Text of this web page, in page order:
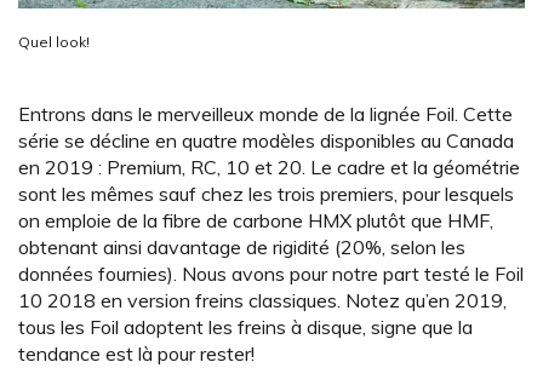
Quel look!
Entrons dans le merveilleux monde de la lignée Foil. Cette
série se décline en quatre modèles disponibles au Canada
en 2019 : Premium, RC, 10 et 20. Le cadre et la géométrie
sont les mêmes sauf chez les trois premiers, pour lesquels
on emploie de la fibre de carbone HMX plutôt que HMF,
obtenant ainsi davantage de rigidité (20%, selon les
données fournies). Nous avons pour notre part testé le Foil
10 2018 en version freins classiques. Notez qu’en 2019,
tous les Foil adoptent les freins à disque, signe que la
tendance est là pour rester!